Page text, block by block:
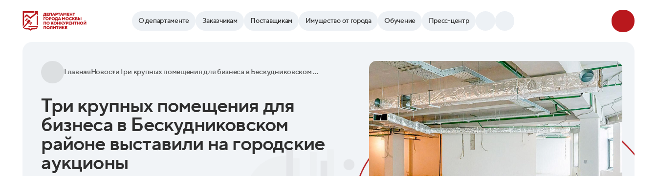
О департаменте Заказчикам Поставщикам Имущество от города Обучение Пресс-центр
ГлавнаяНовости Три крупных помещения для бизнеса в Бескудниковском районе выставили на городские аукционы
Три крупных помещения для
бизнеса в Бескудниковском
районе выставили на городские
аукционы